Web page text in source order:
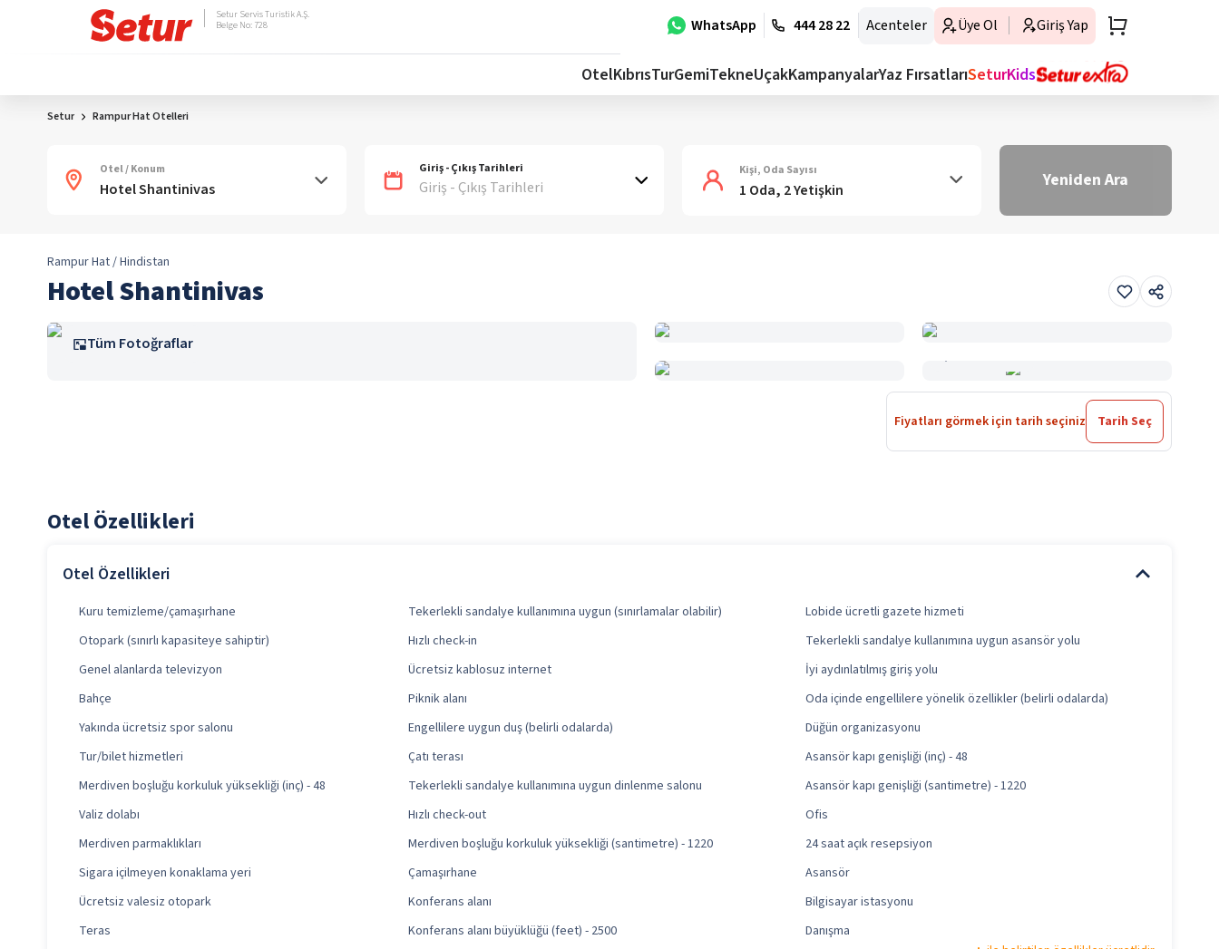
WhatsApp 444 28 22 Acenteler Üye Ol Giriş Yap
Setur Servis Turistik A.Ş.
Belge No: 728
OtelKıbrısTurGemiTekneUçakKampanyalarYaz FırsatlarıSeturKids
Setur Rampur Hat Otelleri
Otel / Konum Giriş - Çıkış Tarihleri
Giriş - Çıkış Tarihleri
Kişi, Oda Sayısı
1 Oda, 2 Yetişkin Yeniden Ara
Rampur Hat / Hindistan
Hotel Shantinivas
Tüm Fotoğraflar
Fiyatları görmek için tarih seçiniz Tarih Seç
Otel Özellikleri
Otel Özellikleri
Kuru temizleme/çamaşırhane Tekerlekli sandalye kullanımına uygun (sınırlamalar olabilir)
Lobide ücretli gazete hizmeti
Otopark (sınırlı kapasiteye sahiptir)
Hızlı check-in
Tekerlekli sandalye kullanımına uygun asansör yolu
Genel alanlarda televizyon
Ücretsiz kablosuz internet
İyi aydınlatılmış giriş yolu
Bahçe
Piknik alanı
Oda içinde engellilere yönelik özellikler (belirli odalarda)
Yakında ücretsiz spor salonu
Engellilere uygun duş (belirli odalarda)
Düğün organizasyonu
Tur/bilet hizmetleri
Çatı terası
Asansör kapı genişliği (inç) - 48
Merdiven boşluğu korkuluk yüksekliği (inç) - 48
Tekerlekli sandalye kullanımına uygun dinlenme salonu
Asansör kapı genişliği (santimetre) - 1220
Valiz dolabı
Hızlı check-out
Ofis
Merdiven parmaklıkları
Merdiven boşluğu korkuluk yüksekliği (santimetre) - 1220
24 saat açık resepsiyon
Sigara içilmeyen konaklama yeri
Çamaşırhane
Asansör
Ücretsiz valesiz otopark
Konferans alanı
Bilgisayar istasyonu
Teras
Konferans alanı büyüklüğü (feet) - 2500
Danışma